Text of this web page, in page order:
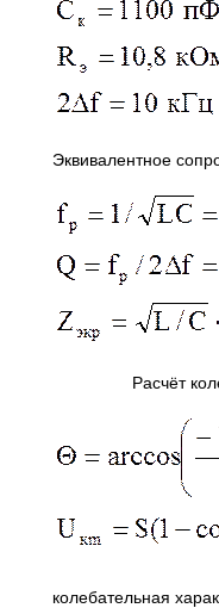
Эквивалентное
Расчёт
колебательная